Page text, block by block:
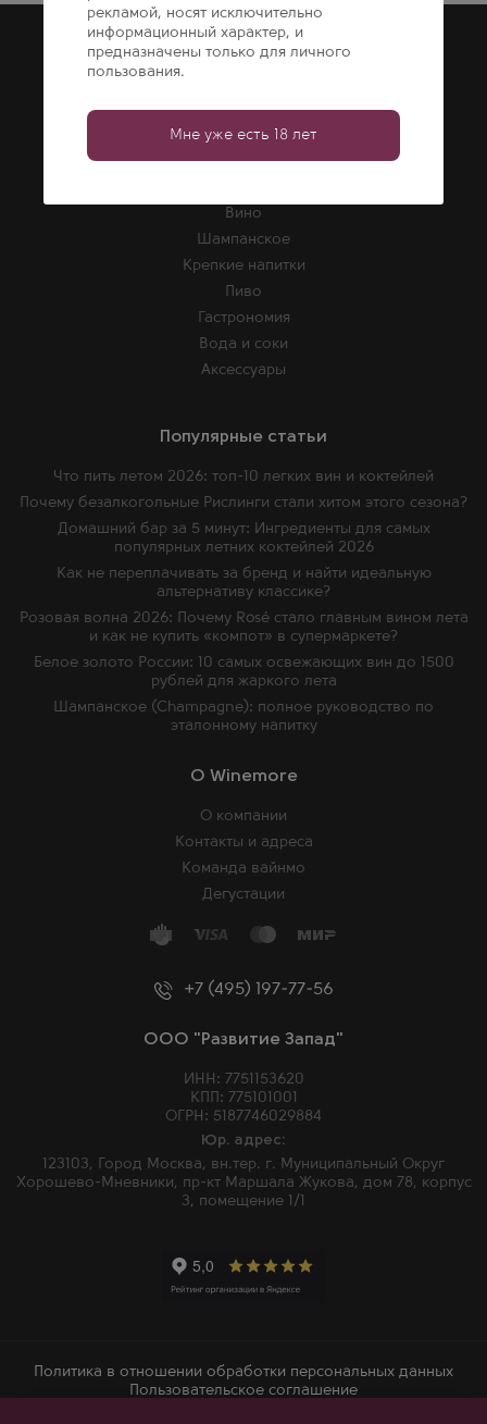
+7 (495) 197-77-56
ООО "Развитие Запад"
ИНН: 7751153620
КПП: 775101001
ОГРН: 5187746029884
Юр. адрес:
123103, Город Москва, вн.тер. г. Муниципальный Округ
Хорошево-Мневники, пр-кт Маршала Жукова, дом 78, корпус
3, помещение 1/1
O Winemore
О компании
Контакты и адреса
Команда вайнмо
Дегустации
Покупка
Вино
Шампанское
Крепкие напитки
Пиво
Гастрономия
Вода и соки
Аксессуары
Популярные статьи
Что пить летом 2026: топ-10 легких вин и коктейлей
Почему безалкогольные Рислинги стали хитом этого сезона?
Домашний бар за 5 минут: Ингредиенты для самых
популярных летних коктейлей 2026
Как не переплачивать за бренд и найти идеальную
альтернативу классике?
Розовая волна 2026: Почему Rosé стало главным вином лета
и как не купить «компот» в супермаркете?
Белое золото России: 10 самых освежающих вин до 1500
рублей для жаркого лета
Шампанское (Champagne): полное руководство по
эталонному напитку
Политика в отношении обработки персональных данных
Пользовательское соглашение
рекламой, носят исключительно
информационный характер, и
предназначены только для личного
пользования.
Мне уже есть 18 лет